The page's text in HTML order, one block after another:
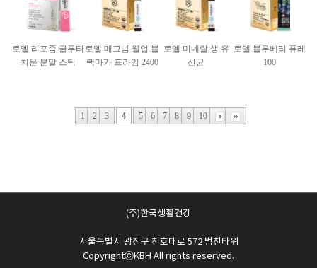
로엘 리포좀 글루타
치온 분말 스틱
로엘 매그넘 웰업 블
랙마카 프라임 2400
로엘 미네랄 생 유
산균
로엘 블루베리 퓨레
100
1 2 3 4 5 6 7 8 9 10
(주)한국생활건강
서울특별시 광진구 천호대로 572 범천타워
CopyrightⓒKBH All rights reserved.